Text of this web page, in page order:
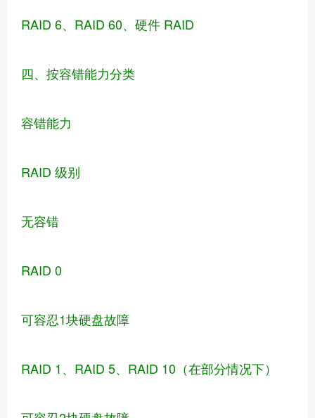
RAID 6、RAID 60、硬件 RAID
四、按容错能力分类
容错能力
RAID 级别
无容错
RAID 0
可容忍1块硬盘故障
RAID 1、RAID 5、RAID 10（在部分情况下）